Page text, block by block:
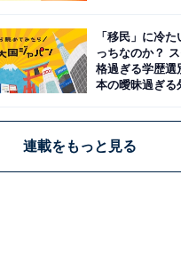
「移民」に冷
っちなのか？
格過ぎる学歴選
本の曖昧過ぎる
連載をもっと見る